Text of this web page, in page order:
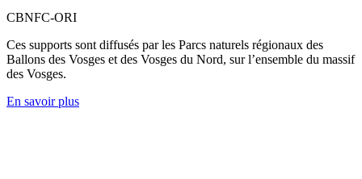
CBNFC-ORI
Ces supports sont diffusés par les Parcs naturels régionaux des
Ballons des Vosges et des Vosges du Nord, sur l’ensemble du massif
des Vosges.
En savoir plus